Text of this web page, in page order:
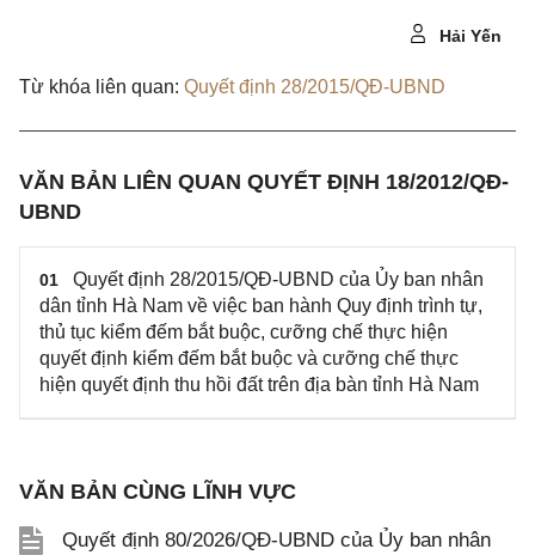
Hải Yến
Từ khóa liên quan: Quyết định 28/2015/QĐ-UBND
VĂN BẢN LIÊN QUAN QUYẾT ĐỊNH 18/2012/QĐ-
UBND
01
Quyết định 28/2015/QĐ-UBND của Ủy ban nhân
dân tỉnh Hà Nam về việc ban hành Quy định trình tự,
thủ tục kiểm đếm bắt buộc, cưỡng chế thực hiện
quyết định kiểm đếm bắt buộc và cưỡng chế thực
hiện quyết định thu hồi đất trên địa bàn tỉnh Hà Nam
VĂN BẢN CÙNG LĨNH VỰC
Quyết định 80/2026/QĐ-UBND của Ủy ban nhân